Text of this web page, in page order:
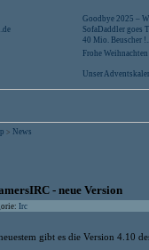
Goodbye 2025 –
SofaDaddler goes
40 Mio. Beuscher
Frohe
Unser
> News
- neue Version
Irc
gibt es die Version 4.10